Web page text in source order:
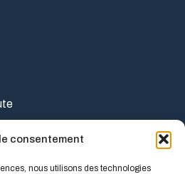
consentement
nous utilisons des technologies